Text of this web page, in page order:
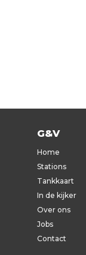
G&V
Home
Stations
Tankkaart
In de kijker
Over ons
Jobs
Contact